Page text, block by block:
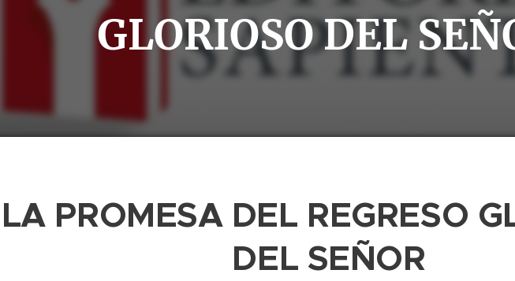
GLORIOSO DEL
LA PROMESA DEL REGRESO
DEL SEÑOR